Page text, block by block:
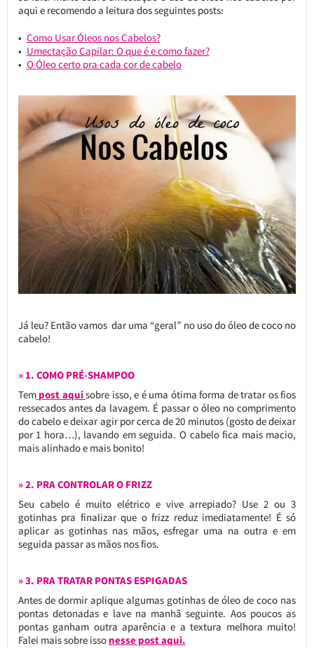
aqui e recomendo a leitura dos seguintes posts:
Como Usar Óleos nos Cabelos?
Umectação Capilar: O que é e como fazer?
O Óleo certo pra cada cor de cabelo
Já leu? Então vamos dar uma “geral” no uso do óleo de coco no
cabelo!
» 1. COMO PRÉ-SHAMPOO
Tem post aquisobre isso, e é uma ótima forma de tratar os fios
ressecados antes da lavagem. É passar o óleo no comprimento
do cabelo e deixar agir por cerca de 20 minutos (gosto de deixar
por 1 hora…), lavando em seguida. O cabelo fica mais macio,
mais alinhado e mais bonito!
» 2. PRA CONTROLAR O FRIZZ
Seu cabelo é muito elétrico e vive arrepiado? Use 2 ou 3
gotinhas pra finalizar que o frizz reduz imediatamente! É só
aplicar as gotinhas nas mãos, esfregar uma na outra e em
seguida passar as mãos nos fios.
» 3. PRA TRATAR PONTAS ESPIGADAS
Antes de dormir aplique algumas gotinhas de óleo de coco nas
pontas detonadas e lave na manhã seguinte. Aos poucos as
pontas ganham outra aparência e a textura melhora muito!
Falei mais sobre isso nesse post aqui.